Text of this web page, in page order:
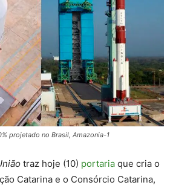
projetado no Brasil, Amazonia-1
traz hoje (10) portaria que cria o
Catarina e o Consórcio Catarina,